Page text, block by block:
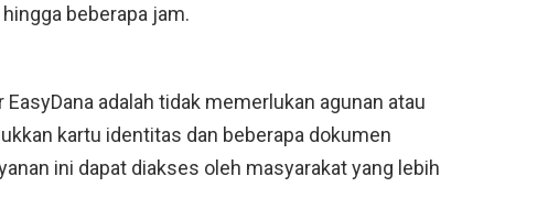
beberapa jam.
adalah tidak memerlukan agunan atau
kartu identitas dan beberapa dokumen
ini dapat diakses oleh masyarakat yang lebih